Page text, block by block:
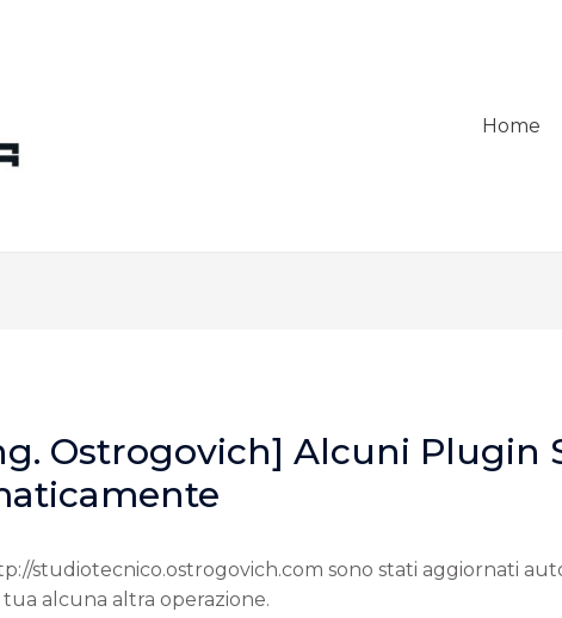
Home
Ostrogovich] Alcuni Plugin
studiotecnico.ostrogovich.com sono stati aggiornati
alcuna altra operazione.